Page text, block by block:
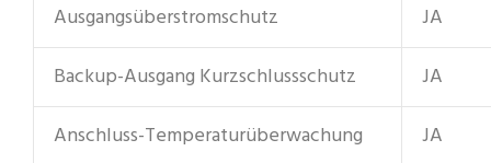
Ausgangsüberstromschutz
JA
Backup-Ausgang Kurzschlussschutz
JA
Anschluss-Temperaturüberwachung
JA